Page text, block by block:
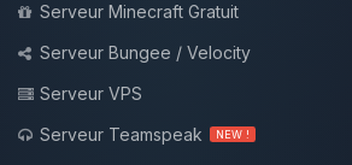
Serveur Minecraft Gratuit
Serveur Bungee / Velocity
Serveur VPS
Serveur Teamspeak
NEW !